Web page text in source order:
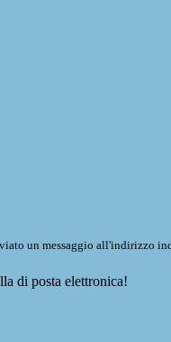
un messaggio all'indirizzo
di posta elettronica!